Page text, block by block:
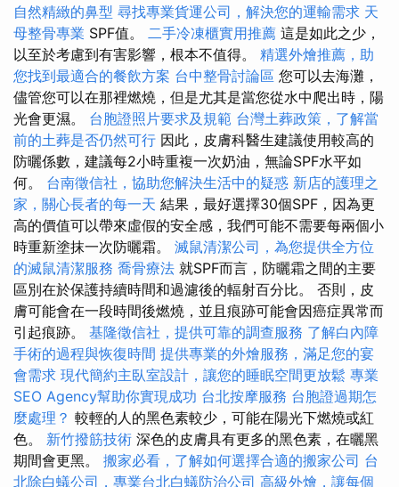
自然精緻的鼻型 尋找專業貨運公司，解決您的運輸需求 天
母整骨專業 SPF值。 二手冷凍櫃實用推薦 這是如此之少，
以至於考慮到有害影響，根本不值得。 精選外燴推薦，助
您找到最適合的餐飲方案 台中整骨討論區 您可以去海灘，
儘管您可以在那裡燃燒，但是尤其是當您從水中爬出時，陽
光會更濕。 台胞證照片要求及規範 台灣土葬政策，了解當
前的土葬是否仍然可行 因此，皮膚科醫生建議使用較高的
防曬係數，建議每2小時重複一次奶油，無論SPF水平如
何。 台南徵信社，協助您解決生活中的疑惑 新店的護理之
家，關心長者的每一天 結果，最好選擇30個SPF，因為更
高的價值可以帶來虛假的安全感，我們可能不需要每兩個小
時重新塗抹一次防曬霜。 滅鼠清潔公司，為您提供全方位
的滅鼠清潔服務 喬骨療法 就SPF而言，防曬霜之間的主要
區別在於保護持續時間和過濾後的輻射百分比。 否則，皮
膚可能會在一段時間後燃燒，並且痕跡可能會因癌症異常而
引起痕跡。 基隆徵信社，提供可靠的調查服務 了解白內障
手術的過程與恢復時間 提供專業的外燴服務，滿足您的宴
會需求 現代簡約主臥室設計，讓您的睡眠空間更放鬆 專業
SEO Agency幫助你實現成功 台北按摩服務 台胞證過期怎
麼處理？ 較輕的人的黑色素較少，可能在陽光下燃燒或紅
色。 新竹撥筋技術 深色的皮膚具有更多的黑色素，在曬黑
期間會更黑。 搬家必看，了解如何選擇合適的搬家公司 台
北除白蟻公司，專業台北白蟻防治公司 高級外燴，讓每個